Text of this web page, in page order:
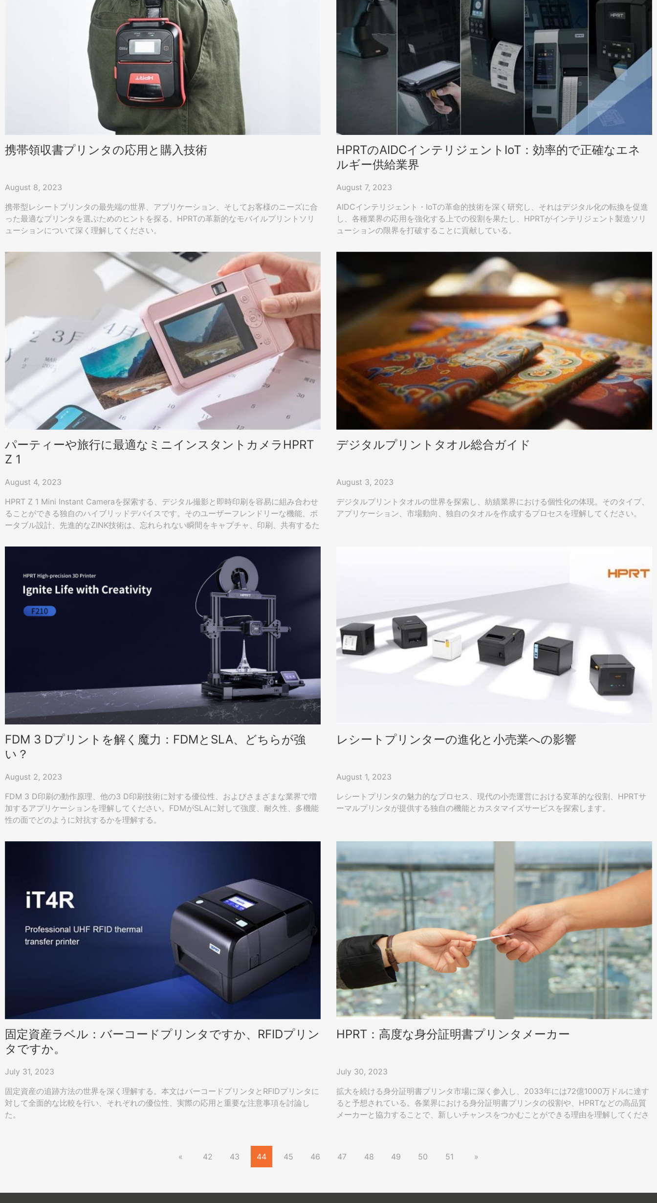
携帯領収書プリンタの応用と購入技術
August 8, 2023
携帯型レシートプリンタの最先端の世界、アプリケーション、そしてお客様のニーズに合
った最適なプリンタを選ぶためのヒントを探る。HPRTの革新的なモバイルプリントソリ
ューションについて深く理解してください。
HPRTのAIDCインテリジェントIoT：効率的で正確なエネ
ルギー供給業界
August 7, 2023
AIDCインテリジェント・IoTの革命的技術を深く研究し、それはデジタル化の転換を促進
し、各種業界の応用を強化する上での役割を果たし、HPRTがインテリジェント製造ソリ
ューションの限界を打破することに貢献している。
パーティーや旅行に最適なミニインスタントカメラHPRT
Z 1
August 4, 2023
HPRT Z 1 Mini Instant Cameraを探索する、デジタル撮影と即時印刷を容易に組み合わせ
ることができる独自のハイブリッドデバイスです。そのユーザーフレンドリーな機能、ポ
ータブル設計、先進的なZINK技術は、忘れられない瞬間をキャプチャ、印刷、共有するた
デジタルプリントタオル総合ガイド
August 3, 2023
デジタルプリントタオルの世界を探索し、紡績業界における個性化の体現。そのタイプ、
アプリケーション、市場動向、独自のタオルを作成するプロセスを理解してください。
FDM 3 Dプリントを解く魔力：FDMとSLA、どちらが強
い？
August 2, 2023
FDM 3 D印刷の動作原理、他の3 D印刷技術に対する優位性、およびさまざまな業界で増
加するアプリケーションを理解してください。FDMがSLAに対して強度、耐久性、多機能
性の面でどのように対抗するかを理解する。
レシートプリンターの進化と小売業への影響
August 1, 2023
レシートプリンタの魅力的なプロセス、現代の小売運営における変革的な役割、HPRTサ
ーマルプリンタが提供する独自の機能とカスタマイズサービスを探索します。
固定資産ラベル：バーコードプリンタですか、RFIDプリン
タですか。
July 31, 2023
固定資産の追跡方法の世界を深く理解する。本文はバーコードプリンタとRFIDプリンタに
対して全面的な比較を行い、それぞれの優位性、実際の応用と重要な注意事項を討論し
た。
HPRT：高度な身分証明書プリンタメーカー
July 30, 2023
拡大を続ける身分証明書プリンタ市場に深く参入し、2033年には72億1000万ドルに達す
ると予想されている。各業界における身分証明書プリンタの役割や、HPRTなどの高品質
メーカーと協力することで、新しいチャンスをつかむことができる理由を理解してくださ
« 42 43 44 45 46 47 48 49 50 51 »